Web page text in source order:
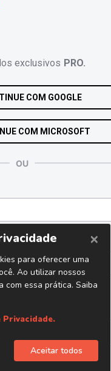
exclusivos PRO.
COM GOOGLE
COM MICROSOFT
OU